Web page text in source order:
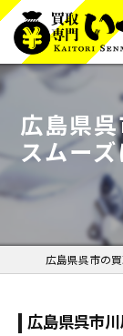
広島県
スムー
広島県呉市